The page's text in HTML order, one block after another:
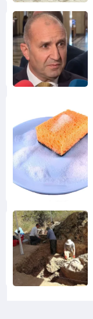
Снимка:
Пиксабей